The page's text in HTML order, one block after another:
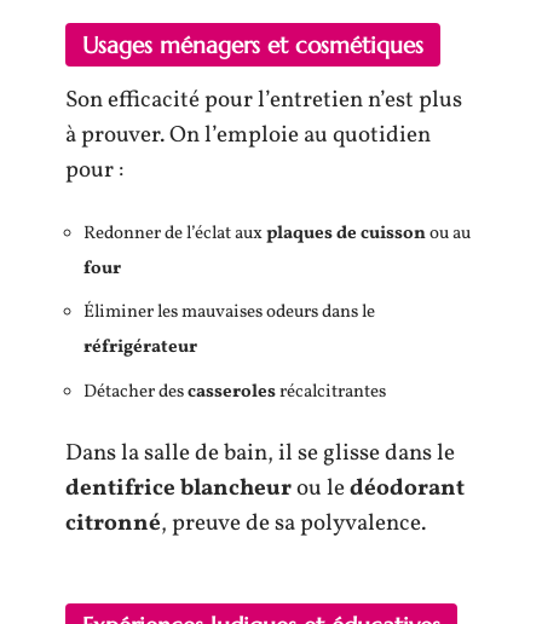
Usages ménagers et cosmétiques
Son efficacité pour l’entretien n’est plus
à prouver. On l’emploie au quotidien
pour :
Redonner de l’éclat auxplaques de cuissonou au
four
Éliminer les mauvaises odeurs dans le
réfrigérateur
Détacher descasserolesrécalcitrantes
Dans la salle de bain, il se glisse dans le
dentifrice blancheurou ledéodorant
citronné, preuve de sa polyvalence.